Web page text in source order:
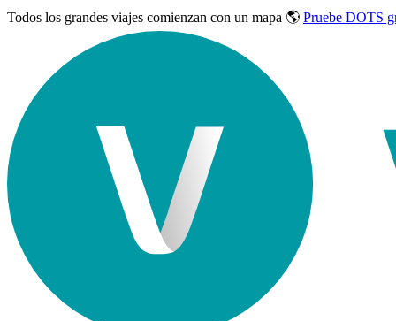
Todos los grandes viajes comienzan con un mapa 🌎 Pruebe DOTS